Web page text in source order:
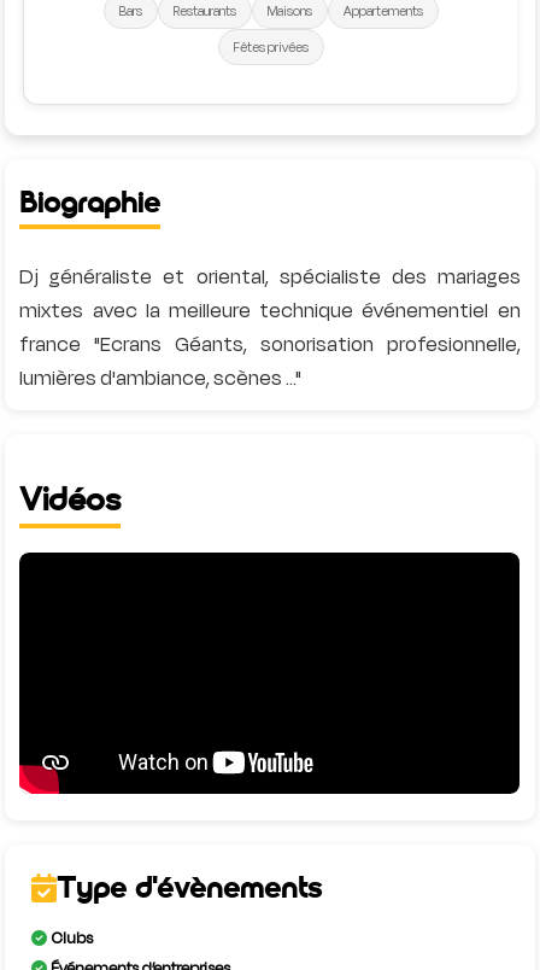
Bars
Restaurants Maisons
Appartements
Fêtes privées
Biographie
Dj généraliste et oriental, spécialiste des mariages
mixtes avec la meilleure technique événementiel en
france "Ecrans Géants, sonorisation profesionnelle,
Vidéos
Type d'évènements
Clubs